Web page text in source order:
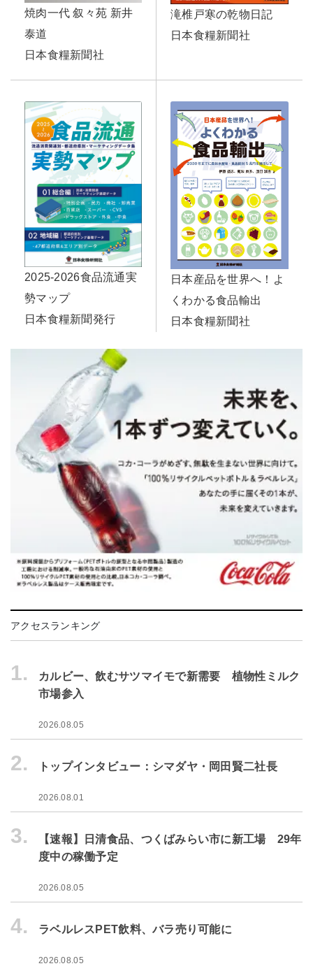
焼肉一代 叙々苑 新井
泰道
日本食糧新聞社
滝椎戸寒の乾物日記
日本食糧新聞社
2025-2026食品流通実
勢マップ
日本食糧新聞発行
日本産品を世界へ！よ
くわかる食品輸出
日本食糧新聞社
アクセスランキング
1.
カルビー、飲むサツマイモで新需要 植物性ミルク
市場参入
2026.08.05
2. トップインタビュー：シマダヤ・岡田賢二社長
2026.08.01
3.
【速報】日清食品、つくばみらい市に新工場 29年
度中の稼働予定
2026.08.05
4. ラベルレスPET飲料、バラ売り可能に
2026.08.05